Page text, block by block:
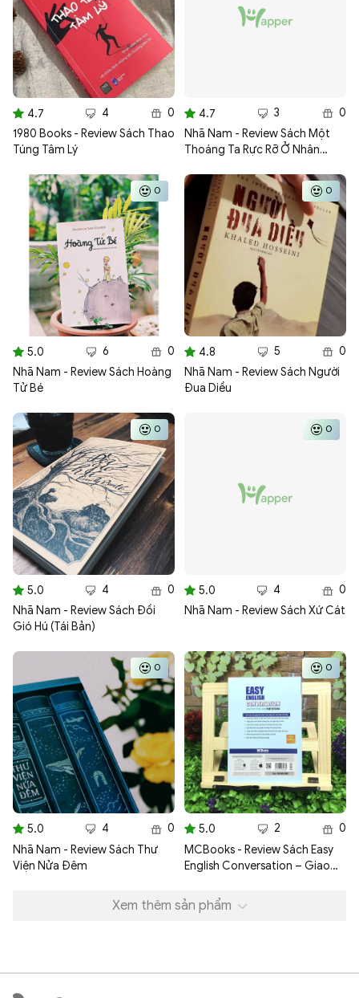
4.7 4
0
1980 Books - Review Sách Thao
Túng Tâm Lý
4.7 3
0
Nhã Nam - Review Sách Một
Thoáng Ta Rực Rỡ Ở Nhân
0
5.0 6
0
Nhã Nam - Review Sách Hoàng
Tử Bé
0
4.8 5
0
Nhã Nam - Review Sách Người
Đua Diều
0
5.0 4
0
Nhã Nam - Review Sách Đồi
Gió Hú (Tái Bản)
0
5.0 4
0
Nhã Nam - Review Sách Xứ Cát
0
5.0 4
0
Nhã Nam - Review Sách Thư
Viện Nửa Đêm
0
5.0 2
0
MCBooks - Review Sách Easy
English Conversation – Giao
Xem thêm sản phẩm